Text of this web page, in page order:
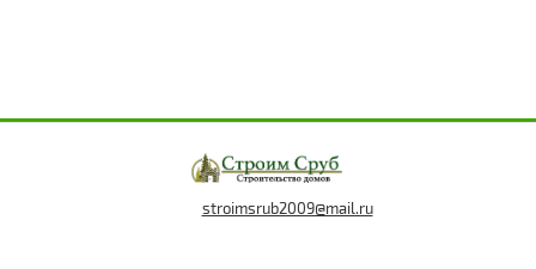
stroimsrub2009@mail.ru